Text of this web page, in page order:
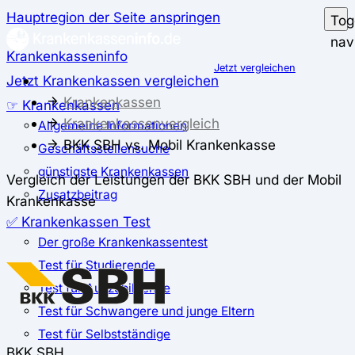
Hauptregion der Seite anspringen
Krankenkasseninfo
Jetzt Krankenkassen vergleichen
☞ Krankenkassen
Allgemeine Informationen
Geschäftsstellensuche
günstigste Krankenkassen
Zusatzbeitrag
✅ Krankenkassen Test
Der große Krankenkassentest
Test für Studierende
Test für Auszubildende
Test für Schwangere und junge Eltern
Test für Selbstständige
Jetzt vergleichen
Krankenkassen
Krankenkassenvergleich
BKK SBH vs. Mobil Krankenkasse
Vergleich der Leistungen der BKK SBH und der Mobil
Krankenkasse